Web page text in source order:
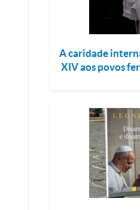
A caridade
XIV aos povos